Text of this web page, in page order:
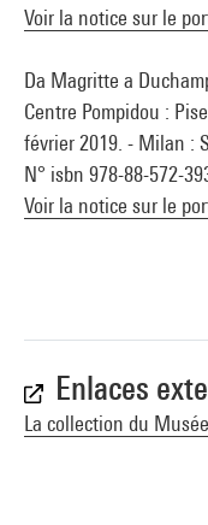
Voir la notice sur le
Da Magritte a
Centre Pompidou :
février 2019. - Milan :
N° isbn 978-88-572-
Voir la notice sur le
Enlaces
La collection du